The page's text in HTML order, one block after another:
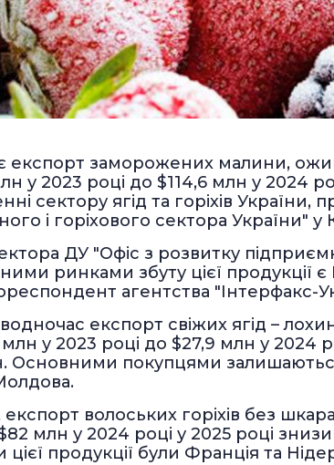
експорт заморожених малини,
у 2023 році до $114,6 млн у 2024
сектору ягід та горіхів
і горіхового сектора України"
ДУ "Офіс з розвитку
ринками збуту цієї продукції
агентства "Інтерфакс-
експорт свіжих ягід –
млн у 2023 році до $27,9 млн у 2024
Основними покупцями
волоських горіхів без
млн у 2024 році у 2025 році
продукції були Франція та